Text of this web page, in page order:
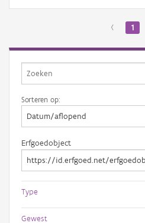
‹ 1
Sorteren op:
Erfgoedobject
Type
Gewest